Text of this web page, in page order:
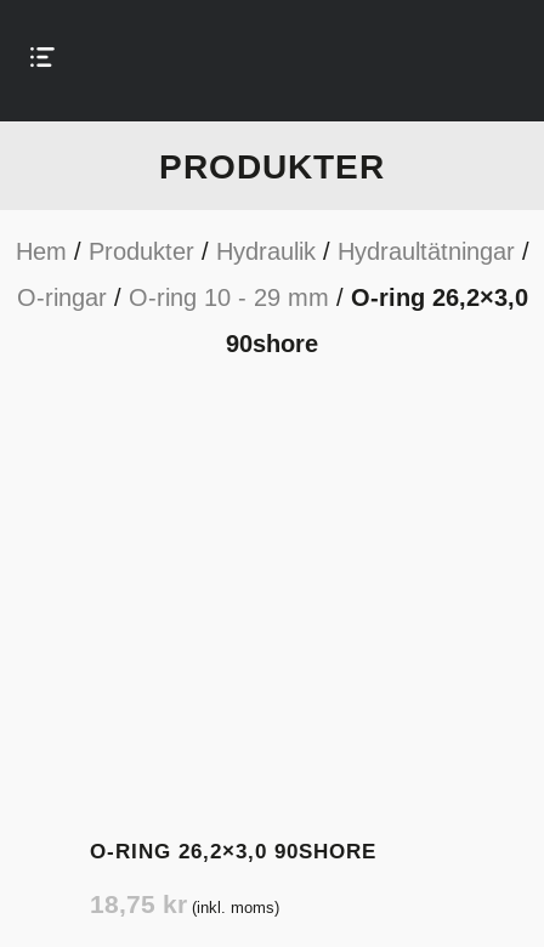
PRODUKTER
Hem / Produkter/ Hydraulik/ Hydraultätningar/
O-ringar/ O-ring 10 - 29 mm / O-ring 26,2×3,0
90shore
O-RING 26,2×3,0 90SHORE
18,75 kr (inkl. moms)